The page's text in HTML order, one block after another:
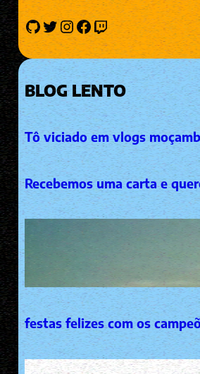
GitHub Twitter InstagramFacebook Twitch
BLOG LENTO
Tô viciado em vlogs
Recebemos uma carta e
festas felizes com os